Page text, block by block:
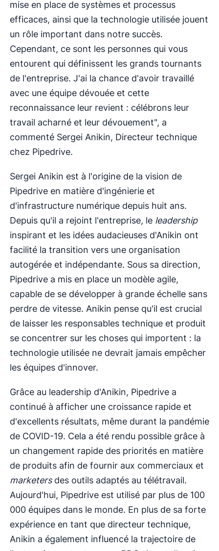
mise en place de systèmes et processus
efficaces, ainsi que la technologie utilisée jouent
un rôle important dans notre succès.
Cependant, ce sont les personnes qui vous
entourent qui définissent les grands tournants
de l'entreprise. J'ai la chance d'avoir travaillé
avec une équipe dévouée et cette
reconnaissance leur revient : célébrons leur
travail acharné et leur dévouement", a
commenté Sergei Anikin, Directeur technique
chez Pipedrive.
Sergei Anikin est à l'origine de la vision de
Pipedrive en matière d'ingénierie et
d'infrastructure numérique depuis huit ans.
Depuis qu'il a rejoint l'entreprise, le leadership
inspirant et les idées audacieuses d'Anikin ont
facilité la transition vers une organisation
autogérée et indépendante. Sous sa direction,
Pipedrive a mis en place un modèle agile,
capable de se développer à grande échelle sans
perdre de vitesse. Anikin pense qu'il est crucial
de laisser les responsables technique et produit
se concentrer sur les choses qui importent : la
technologie utilisée ne devrait jamais empêcher
les équipes d'innover.
Grâce au leadership d'Anikin, Pipedrive a
continué à afficher une croissance rapide et
d'excellents résultats, même durant la pandémie
de COVID-19. Cela a été rendu possible grâce à
un changement rapide des priorités en matière
de produits afin de fournir aux commerciaux et
marketersdes outils adaptés au télétravail.
Aujourd'hui, Pipedrive est utilisé par plus de 100
000 équipes dans le monde. En plus de sa forte
expérience en tant que directeur technique,
Anikin a également influencé la trajectoire de